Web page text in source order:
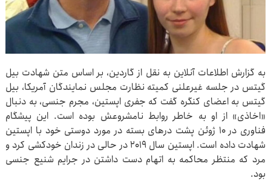
به گزارش اطلاعات آنلاین به نقل از گاردین، بر اساس متن شهادت بیل
گیتس در جلسه غیرعلنی کمیته نظارت مجلس نمایندگان آمریکا، بیل
گیتس به اعضای کنگره گفت که جفری اپستین، مجرم جنسی، به دنبال
«اخاذی» از او به خاطر روابط نامشروعش بوده است. این پیشگام
فناوری در ۱۰ ژوئن پشت درهای بسته در مورد دوستی خود با اپستین
شهادت داده است. اپستین سال ۲۰۱۹ در حالی در زندان خودکشی کرد و
مرد که منتظر محاکمه به اتهام دست داشتن در جرایم شنیع جنسی
بود.